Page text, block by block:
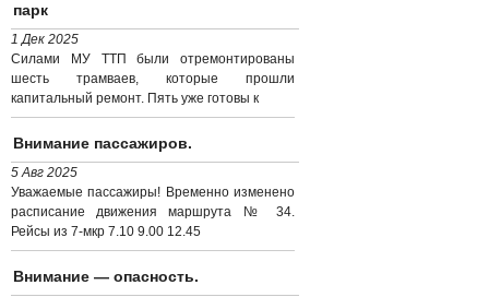
парк
1 Дек 2025
Силами МУ ТТП были отремонтированы
шесть трамваев, которые прошли
капитальный ремонт. Пять уже готовы к
Внимание пассажиров.
5 Авг 2025
Уважаемые пассажиры! Временно изменено
расписание движения маршрута № 34.
Рейсы из 7-мкр 7.10 9.00 12.45
Внимание — опасность.